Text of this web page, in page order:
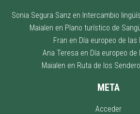
Sonia Segura Sanz en Intercambio
Maialen en Plano turístico de
Fran en Día europeo de las
Ana Teresa en Día europeo de
Maialen en Ruta de los
META
Acceder